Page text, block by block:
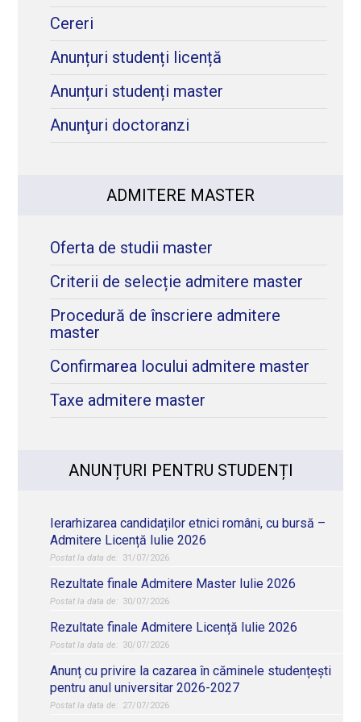
Cereri
Anunțuri studenți licență
Anunțuri studenți master
Anunţuri doctoranzi
ADMITERE MASTER
Oferta de studii master
Criterii de selecție admitere master
Procedură de înscriere admitere
master
Confirmarea locului admitere master
Taxe admitere master
ANUNȚURI PENTRU STUDENȚI
Ierarhizarea candidaților etnici români, cu bursă –
Admitere Licență Iulie 2026
31/07/2026
Rezultate finale Admitere Master Iulie 2026
30/07/2026
Rezultate finale Admitere Licență Iulie 2026
30/07/2026
Anunț cu privire la cazarea în căminele studențești
pentru anul universitar 2026-2027
27/07/2026